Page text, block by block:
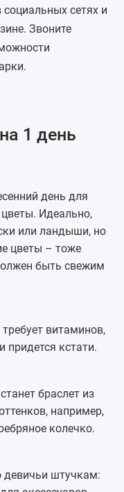
сетях и
Звоните
1 день
день для
Идеально,
или ландыши, но
цветы – тоже
быть свежим
витаминов,
придется кстати.
браслет из
например,
колечко.
девичьи штучкам: